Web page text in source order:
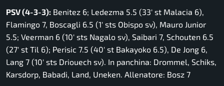
PSV (4-3-3): Benitez 6; Ledezma 5.5 (33′ st Malacia 6),
Flamingo 7, Boscagli 6.5 (1′ sts Obispo sv), Mauro Junior
5.5; Veerman 6 (10′ sts Nagalo sv), Saibari 7, Schouten 6.5
(27′ st Til 6); Perisic 7.5 (40′ st Bakayoko 6.5), De Jong 6,
Lang 7 (10′ sts Driouech sv). In panchina: Drommel, Schiks,
Karsdorp, Babadi, Land, Uneken. Allenatore: Bosz 7